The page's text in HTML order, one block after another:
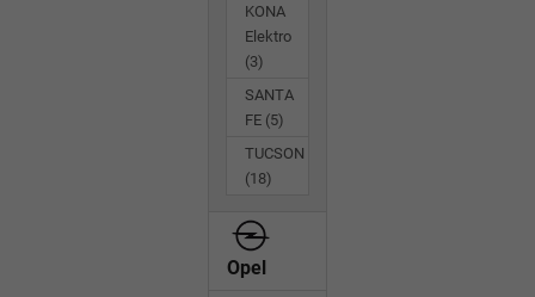
KONA
Elektro
(3)
SANTA
FE (5)
TUCSON
(18)
Opel